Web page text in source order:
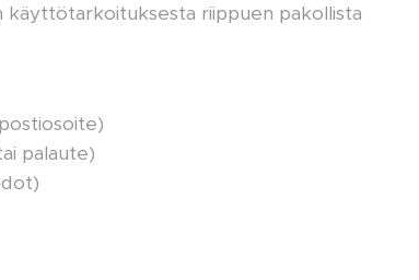
käyttötarkoituksesta riippuen pakollista
palaute)